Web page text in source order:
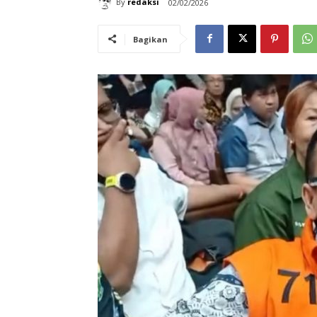
02/02/2026
Bagikan